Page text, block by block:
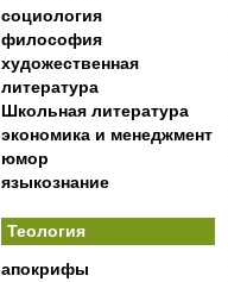
социология
философия
художественная
литература
Школьная литература
экономика и менеджмент
юмор
языкознание
Теология
апокрифы